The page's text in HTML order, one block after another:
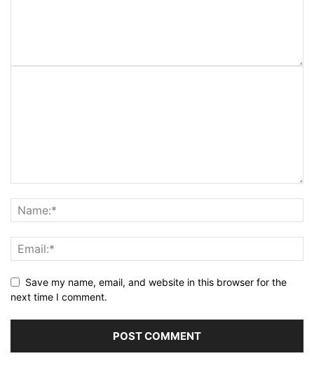
Save my name, email, and website in this browser for the
next time I comment.